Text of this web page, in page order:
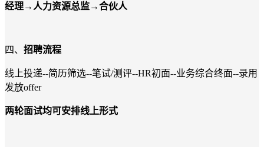
经理→人力资源总监→合伙人
四、 招聘流程
线上投递--简历筛选--笔试/测评--HR初面--业务综合终面--录用
发放offer
两轮面试均可安排线上形式